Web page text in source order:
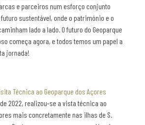
e parceiros num esforço conjunto
sustentável, onde o património e o
lado a lado. O futuro do Geoparque
começa agora, e todos temos um papel a
jornada!
Técnica ao Geoparque dos Açores
de 2022, realizou-se a vista técnica ao
mais concretamente nas ilhas de S.